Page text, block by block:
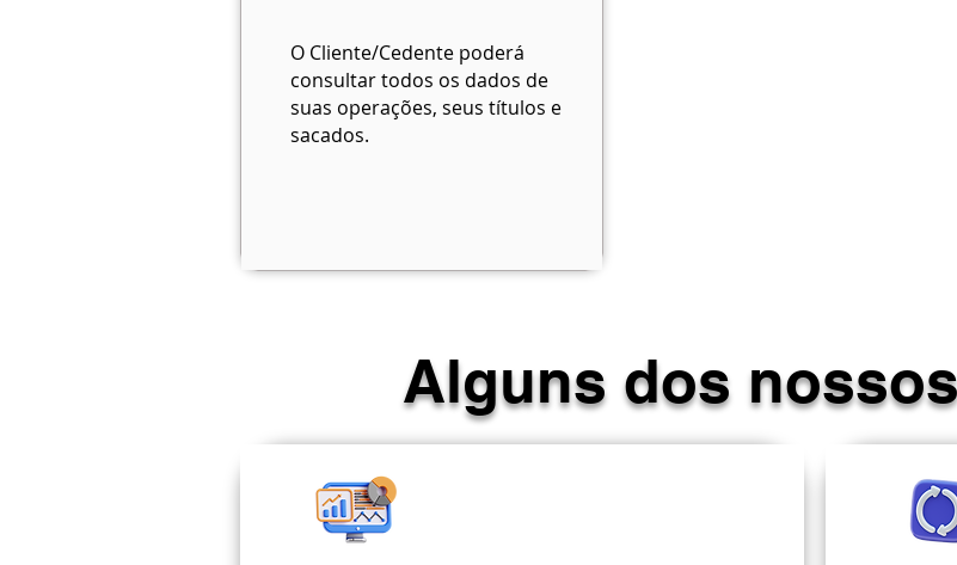
O Cliente/Cedente poderá
consultar todos os dados de
suas operações, seus títulos e
sacados.​
Alguns dos